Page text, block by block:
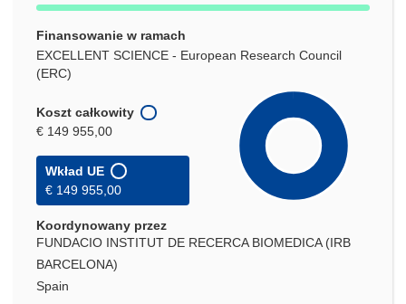
Finansowanie w ramach
EXCELLENT SCIENCE - European Research Council
(ERC)
Koszt całkowity
€ 149 955,00
Wkład UE
€ 149 955,00
Koordynowany przez
FUNDACIO INSTITUT DE RECERCA BIOMEDICA (IRB
BARCELONA)
Spain